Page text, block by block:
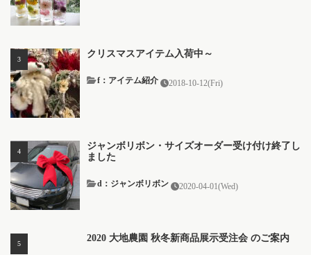
クリスマスアイテム入荷中～
2018-10-12(Fri)
f：アイテム紹介
ジャンボリボン・サイズオーダー受け付け終了し
ました
2020-04-01(Wed)
d：ジャンボリボン
2020 大地農園 秋冬新商品展示受注会 のご案内